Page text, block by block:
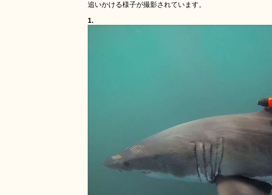
追いかける様子が撮影されています。
1.